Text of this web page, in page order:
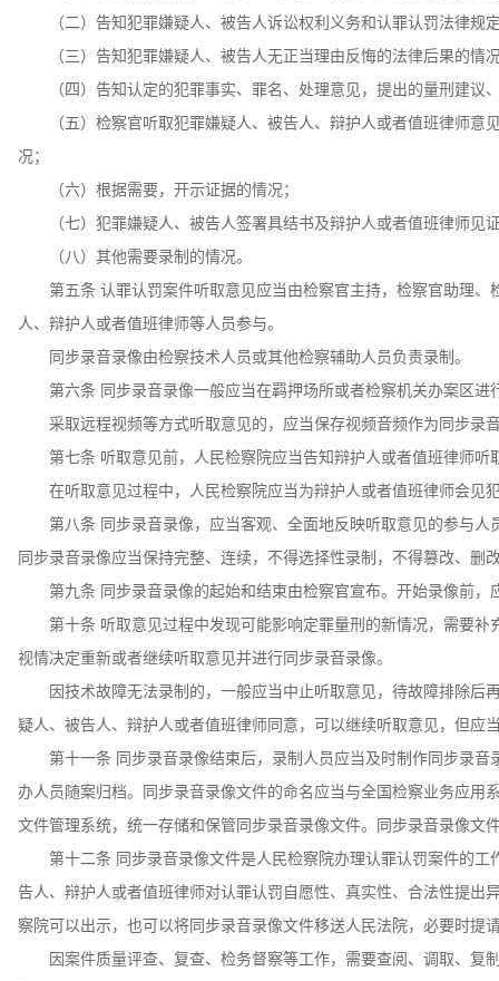
（二）告知犯罪嫌疑人、被告人诉讼权利义务和认罪认罚法律规
（三）告知犯罪嫌疑人、被告人无正当理由反悔的法律后果的情
（四）告知认定的犯罪事实、罪名、处理意见，提出的量刑建议
（五）检察官听取犯罪嫌疑人、被告人、辩护人或者值班律师意
况；
（六）根据需要，开示证据的情况；
（七）犯罪嫌疑人、被告人签署具结书及辩护人或者值班律师见
（八）其他需要录制的情况。
第五条 认罪认罚案件听取意见应当由检察官主持，检察官助理、
人、辩护人或者值班律师等人员参与。
同步录音录像由检察技术人员或其他检察辅助人员负责录制。
第六条 同步录音录像一般应当在羁押场所或者检察机关办案区进
采取远程视频等方式听取意见的，应当保存视频音频作为同步录
第七条 听取意见前，人民检察院应当告知辩护人或者值班律师听
在听取意见过程中，人民检察院应当为辩护人或者值班律师会见
第八条 同步录音录像，应当客观、全面地反映听取意见的参与人
同步录音录像应当保持完整、连续，不得选择性录制，不得篡改、删
第九条 同步录音录像的起始和结束由检察官宣布。开始录像前，
第十条 听取意见过程中发现可能影响定罪量刑的新情况，需要补
视情决定重新或者继续听取意见并进行同步录音录像。
因技术故障无法录制的，一般应当中止听取意见，待故障排除后
疑人、被告人、辩护人或者值班律师同意，可以继续听取意见，但应
第十一条 同步录音录像结束后，录制人员应当及时制作同步录音
办人员随案归档。同步录音录像文件的命名应当与全国检察业务应用
文件管理系统，统一存储和保管同步录音录像文件。同步录音录像文
第十二条 同步录音录像文件是人民检察院办理认罪认罚案件的工
告人、辩护人或者值班律师对认罪认罚自愿性、真实性、合法性提
察院可以出示，也可以将同步录音录像文件移送人民法院，必要时提
因案件质量评查、复查、检务督察等工作，需要查阅、调取、复